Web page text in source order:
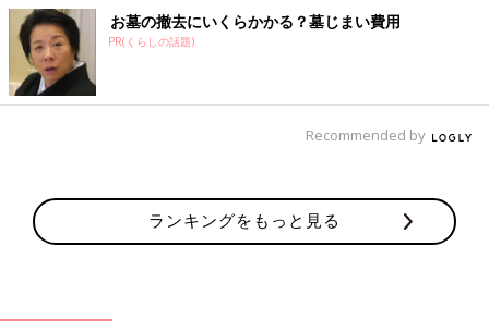
3万800円
お墓の撤去にいくらかかる？墓じまい費用
PR(くらしの話題)
Recommended by
ランキングをもっと見る